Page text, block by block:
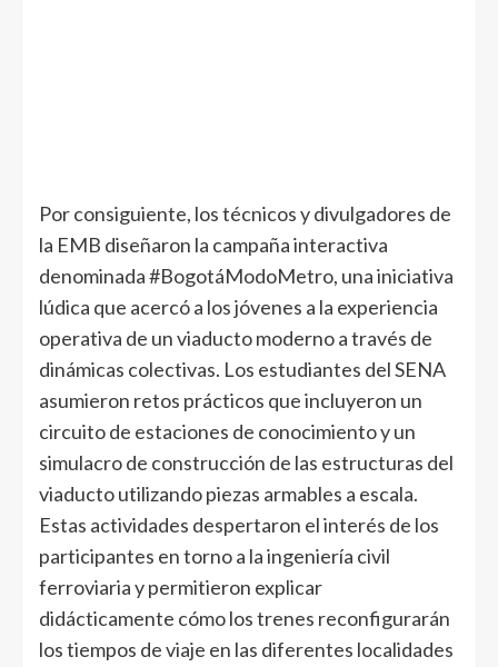
Por consiguiente, los técnicos y divulgadores de
la EMB diseñaron la campaña interactiva
denominada #BogotáModoMetro, una iniciativa
lúdica que acercó a los jóvenes a la experiencia
operativa de un viaducto moderno a través de
dinámicas colectivas. Los estudiantes del SENA
asumieron retos prácticos que incluyeron un
circuito de estaciones de conocimiento y un
simulacro de construcción de las estructuras del
viaducto utilizando piezas armables a escala.
Estas actividades despertaron el interés de los
participantes en torno a la ingeniería civil
ferroviaria y permitieron explicar
didácticamente cómo los trenes reconfigurarán
los tiempos de viaje en las diferentes localidades